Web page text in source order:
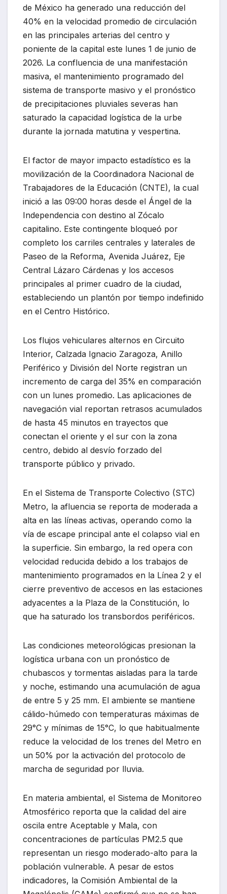
de México ha generado una reducción del
40% en la velocidad promedio de circulación
en las principales arterias del centro y
poniente de la capital este lunes 1 de junio de
2026. La confluencia de una manifestación
masiva, el mantenimiento programado del
sistema de transporte masivo y el pronóstico
de precipitaciones pluviales severas han
saturado la capacidad logística de la urbe
durante la jornada matutina y vespertina.
El factor de mayor impacto estadístico es la
movilización de la Coordinadora Nacional de
Trabajadores de la Educación (CNTE), la cual
inició a las 09:00 horas desde el Ángel de la
Independencia con destino al Zócalo
capitalino. Este contingente bloqueó por
completo los carriles centrales y laterales de
Paseo de la Reforma, Avenida Juárez, Eje
Central Lázaro Cárdenas y los accesos
principales al primer cuadro de la ciudad,
estableciendo un plantón por tiempo indefinido
en el Centro Histórico.
Los flujos vehiculares alternos en Circuito
Interior, Calzada Ignacio Zaragoza, Anillo
Periférico y División del Norte registran un
incremento de carga del 35% en comparación
con un lunes promedio. Las aplicaciones de
navegación vial reportan retrasos acumulados
de hasta 45 minutos en trayectos que
conectan el oriente y el sur con la zona
centro, debido al desvío forzado del
transporte público y privado.
En el Sistema de Transporte Colectivo (STC)
Metro, la afluencia se reporta de moderada a
alta en las líneas activas, operando como la
vía de escape principal ante el colapso vial en
la superficie. Sin embargo, la red opera con
velocidad reducida debido a los trabajos de
mantenimiento programados en la Línea 2 y el
cierre preventivo de accesos en las estaciones
adyacentes a la Plaza de la Constitución, lo
que ha saturado los transbordos periféricos.
Las condiciones meteorológicas presionan la
logística urbana con un pronóstico de
chubascos y tormentas aisladas para la tarde
y noche, estimando una acumulación de agua
de entre 5 y 25 mm. El ambiente se mantiene
cálido-húmedo con temperaturas máximas de
29°C y mínimas de 15°C, lo que habitualmente
reduce la velocidad de los trenes del Metro en
un 50% por la activación del protocolo de
marcha de seguridad por lluvia.
En materia ambiental, el Sistema de Monitoreo
Atmosférico reporta que la calidad del aire
oscila entre Aceptable y Mala, con
concentraciones de partículas PM2.5 que
representan un riesgo moderado-alto para la
población vulnerable. A pesar de estos
indicadores, la Comisión Ambiental de la